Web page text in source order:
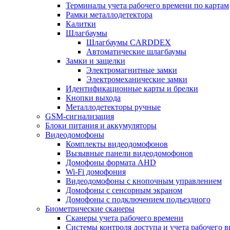
Терминалы учета рабочего времени по картам
Рамки металлодетектора
Калитки
Шлагбаумы
Шлагбаумы CARDDEX
Автоматические шлагбаумы
Замки и защелки
Электромагнитные замки
Электромеханические замки
Идентификационные карты и брелки
Кнопки выхода
Металлодетекторы ручные
GSM-сигнализация
Блоки питания и аккумуляторы
Видеодомофоны
Комплекты видеодомофонов
Вызывные панели видеодомофонов
Домофоны формата AHD
Wi-Fi домофония
Видеодомофоны с кнопочным управлением
Домофоны с сенсорным экраном
Домофоны с подключением подъездного
Биометрические сканеры
Сканеры учета рабочего времени
Системы контроля доступа и учета рабочего